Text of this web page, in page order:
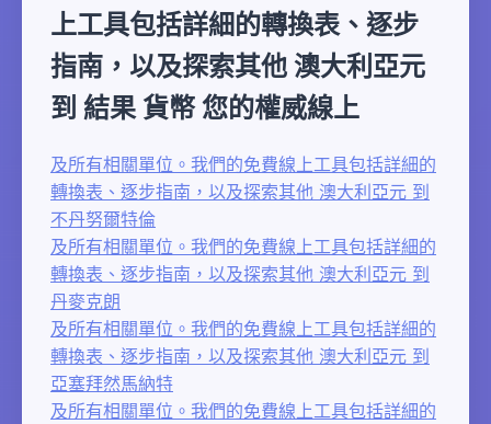
上工具包括詳細的轉換表、逐步
指南，以及探索其他 澳大利亞元
到 結果 貨幣 您的權威線上
及所有相關單位。我們的免費線上工具包括詳細的
轉換表、逐步指南，以及探索其他 澳大利亞元 到
不丹努爾特倫
及所有相關單位。我們的免費線上工具包括詳細的
轉換表、逐步指南，以及探索其他 澳大利亞元 到
丹麥克朗
及所有相關單位。我們的免費線上工具包括詳細的
轉換表、逐步指南，以及探索其他 澳大利亞元 到
亞塞拜然馬納特
及所有相關單位。我們的免費線上工具包括詳細的